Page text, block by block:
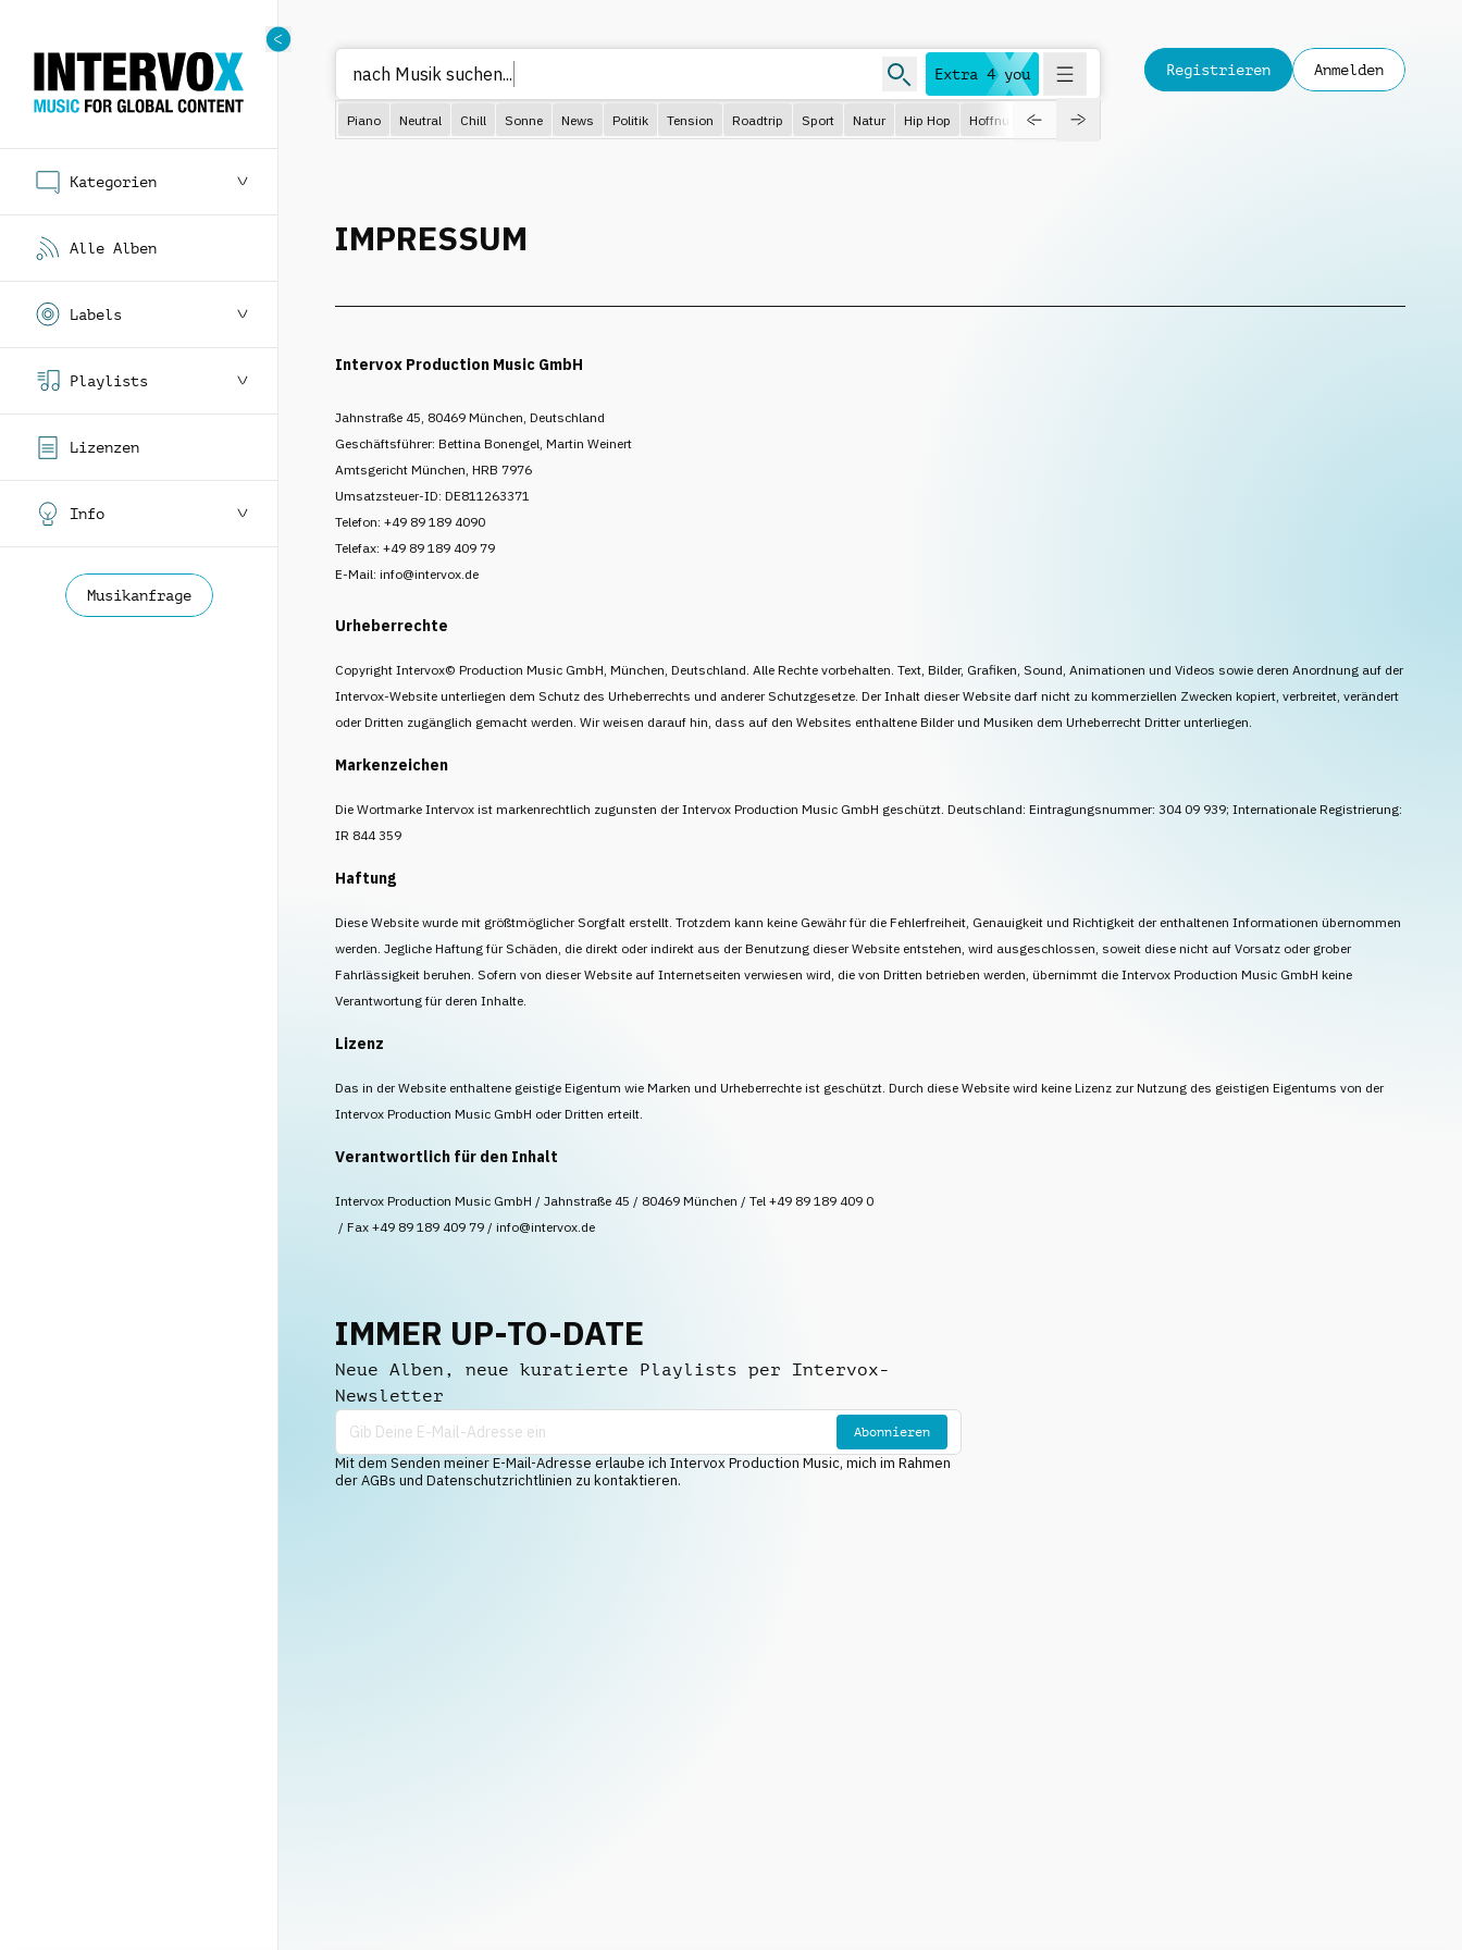
Kategorien
Alle Alben
Labels
Playlists
Lizenzen
Info
Musikanfrage
Extra 4 you
nach Musik su
Piano Neutral Chill Sonne News Politik Tension Roadtrip Sport Natur Hip Hop Hoffnungsvoll Dokumentation
Registrieren Anmelden
IMPRESSUM
Intervox Production Music GmbH
Jahnstraße 45, 80469 München, Deutschland
Geschäftsführer: Bettina Bonengel, Martin Weinert
Amtsgericht München, HRB 7976
Umsatzsteuer-ID: DE811263371
Telefon: +49 89 189 4090
Telefax: +49 89 189 409 79
E-Mail: info@intervox.de
Urheberrechte
Copyright Intervox© Production Music GmbH, München, Deutschland. Alle Rechte vorbehalten. Text, Bilder, Grafiken, Sound, Animationen und Videos sowie deren Anordnung auf der
Intervox-Website unterliegen dem Schutz des Urheberrechts und anderer Schutzgesetze. Der Inhalt dieser Website darf nicht zu kommerziellen Zwecken kopiert, verbreitet, verändert
oder Dritten zugänglich gemacht werden. Wir weisen darauf hin, dass auf den Websites enthaltene Bilder und Musiken dem Urheberrecht Dritter unterliegen.
Markenzeichen
Die Wortmarke Intervox ist markenrechtlich zugunsten der Intervox Production Music GmbH geschützt. Deutschland: Eintragungsnummer: 304 09 939; Internationale Registrierung:
IR 844 359
Haftung
Diese Website wurde mit größtmöglicher Sorgfalt erstellt. Trotzdem kann keine Gewähr für die Fehlerfreiheit, Genauigkeit und Richtigkeit der enthaltenen Informationen übernommen
werden. Jegliche Haftung für Schäden, die direkt oder indirekt aus der Benutzung dieser Website entstehen, wird ausgeschlossen, soweit diese nicht auf Vorsatz oder grober
Fahrlässigkeit beruhen. Sofern von dieser Website auf Internetseiten verwiesen wird, die von Dritten betrieben werden, übernimmt die Intervox Production Music GmbH keine
Verantwortung für deren Inhalte.
Lizenz
Das in der Website enthaltene geistige Eigentum wie Marken und Urheberrechte ist geschützt. Durch diese Website wird keine Lizenz zur Nutzung des geistigen Eigentums von der
Intervox Production Music GmbH oder Dritten erteilt.
Verantwortlich für den Inhalt
Intervox Production Music GmbH / Jahnstraße 45 / 80469 München / Tel +49 89 189 409 0
/ Fax +49 89 189 409 79 / info@intervox.de
IMMER UP-TO-DATE
Neue Alben, neue kuratierte Playlists per Intervox-
Newsletter
Abonnieren
Mit dem Senden meiner E-Mail-Adresse erlaube ich Intervox Production Music, mich im Rahmen
der AGBs und Datenschutzrichtlinien zu kontaktieren.